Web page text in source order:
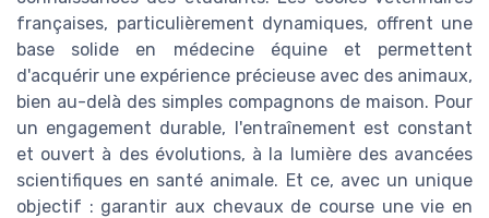
françaises, particulièrement dynamiques, offrent une
base solide en médecine équine et permettent
d'acquérir une expérience précieuse avec des animaux,
bien au-delà des simples compagnons de maison. Pour
un engagement durable, l'entraînement est constant
et ouvert à des évolutions, à la lumière des avancées
scientifiques en santé animale. Et ce, avec un unique
objectif : garantir aux chevaux de course une vie en